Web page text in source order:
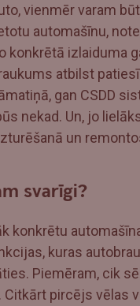
vienmēr varam
automašīnu,
konkrētā izlaiduma
atbilst
gan CSDD
nekad. Un, jo
un
svarīgi?
konkrētu
kuras
Piemēram, cik
Citkārt pircējs vēlas